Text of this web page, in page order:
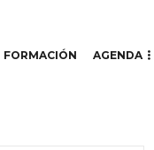
FORMACIÓN AGENDA